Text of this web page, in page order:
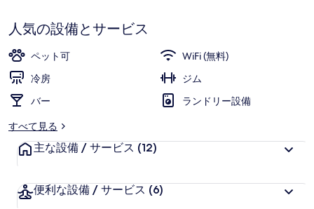
ラ
リ
ー
す
人気の設備とサービス
ペット可
WiFi (無料)
冷房
ジム
バー
ランドリー設備
すべて見る
主な設備 / サービス (12)
便利な設備 / サービス (6)